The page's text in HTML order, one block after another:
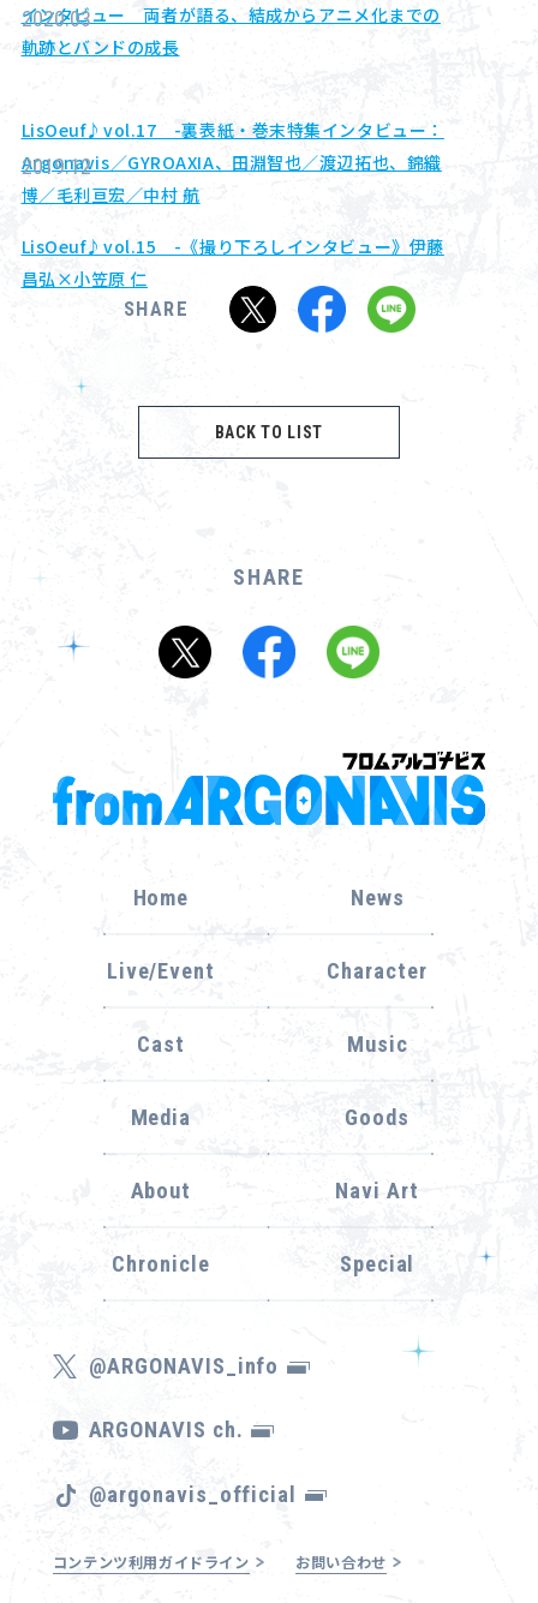
インタビュー 両者が語る、結成からアニメ化までの
軌跡とバンドの成長
2020.03
LisOeuf♪vol.17 -裏表紙・巻末特集インタビュー：
Argonavis／GYROAXIA、田淵智也／渡辺拓也、錦織
博／毛利亘宏／中村 航
2019.12
LisOeuf♪vol.15 -《撮り下ろしインタビュー》伊藤
昌弘×小笠原 仁
SHARE
BACK TO LIST
Home News
Live/Event Character
Cast Music
Media Goods
About Navi Art
Chronicle Special
@ARGONAVIS_info
ARGONAVIS ch.
@argonavis_official
コンテンツ利用ガイドライン お問い合わせ
SHARE